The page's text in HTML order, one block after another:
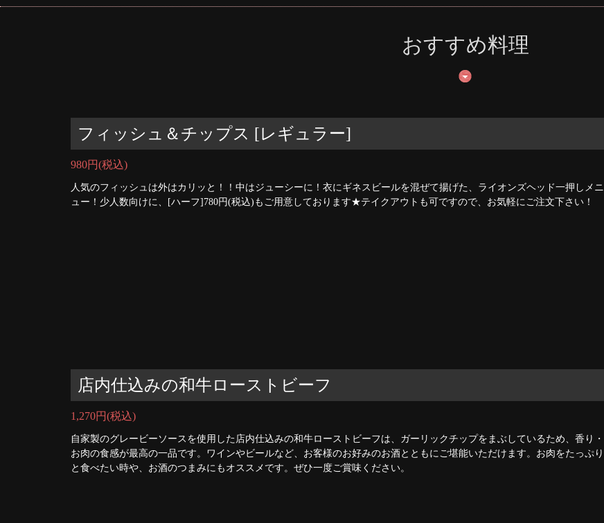
おすすめ料理
フィッシュ＆チップス [レギュラー]
980円(税込)
人気のフィッシュは外はカリッと！！中はジューシーに！衣にギネスビールを混ぜて揚げた、ライオンズヘッド一押しメニ
ュー！少人数向けに、[ハーフ]780円(税込)もご用意しております★テイクアウトも可ですので、お気軽にご注文下さい！
店内仕込みの和牛ローストビーフ
1,270円(税込)
自家製のグレービーソースを使用した店内仕込みの和牛ローストビーフは、ガーリックチップをまぶしているため、香り・
お肉の食感が最高の一品です。ワインやビールなど、お客様のお好みのお酒とともにご堪能いただけます。お肉をたっぷり
と食べたい時や、お酒のつまみにもオススメです。ぜひ一度ご賞味ください。